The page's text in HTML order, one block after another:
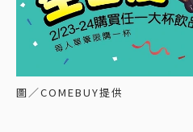
圖／COMEBUY提供